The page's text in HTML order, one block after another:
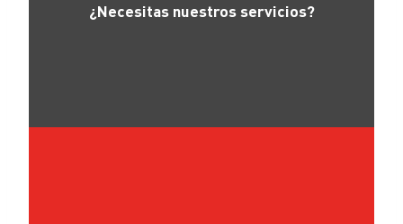
¿Necesitas nuestros servicios?